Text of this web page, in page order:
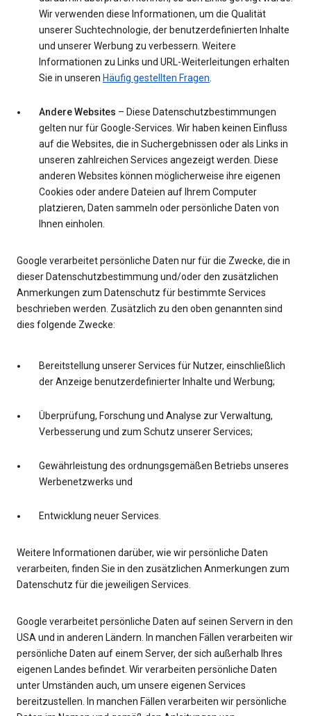
Wir verwenden diese Informationen, um die Qualität
unserer Suchtechnologie, der benutzerdefinierten Inhalte
und unserer Werbung zu verbessern. Weitere
Informationen zu Links und URL-Weiterleitungen erhalten
Sie in unseren Häufig gestellten Fragen
Andere Websites – Diese Datenschutzbestimmungen
gelten nur für Google-Services. Wir haben keinen Einfluss
auf die Websites, die in Suchergebnissen oder als Links in
unseren zahlreichen Services angezeigt werden. Diese
anderen Websites können möglicherweise ihre eigenen
Cookies oder andere Dateien auf Ihrem Computer
platzieren, Daten sammeln oder persönliche Daten von
Ihnen einholen.
Google verarbeitet persönliche Daten nur für die Zwecke, die in
dieser Datenschutzbestimmung und/oder den zusätzlichen
Anmerkungen zum Datenschutz für bestimmte Services
beschrieben werden. Zusätzlich zu den oben genannten sind
dies folgende Zwecke:
Bereitstellung unserer Services für Nutzer, einschließlich
der Anzeige benutzerdefinierter Inhalte und Werbung;
Überprüfung, Forschung und Analyse zur Verwaltung,
Verbesserung und zum Schutz unserer Services;
Gewährleistung des ordnungsgemäßen Betriebs unseres
Werbenetzwerks und
Entwicklung neuer Services.
Weitere Informationen darüber, wie wir persönliche Daten
verarbeiten, finden Sie in den zusätzlichen Anmerkungen zum
Datenschutz für die jeweiligen Services.
Google verarbeitet persönliche Daten auf seinen Servern in den
USA und in anderen Ländern. In manchen Fällen verarbeiten wir
persönliche Daten auf einem Server, der sich außerhalb Ihres
eigenen Landes befindet. Wir verarbeiten persönliche Daten
unter Umständen auch, um unsere eigenen Services
bereitzustellen. In manchen Fällen verarbeiten wir persönliche